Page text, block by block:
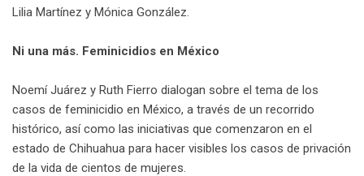
Lilia Martínez y Mónica González.
Ni una más. Feminicidios en México
Noemí Juárez y Ruth Fierro dialogan sobre el tema de los
casos de feminicidio en México, a través de un recorrido
histórico, así como las iniciativas que comenzaron en el
estado de Chihuahua para hacer visibles los casos de privación
de la vida de cientos de mujeres.